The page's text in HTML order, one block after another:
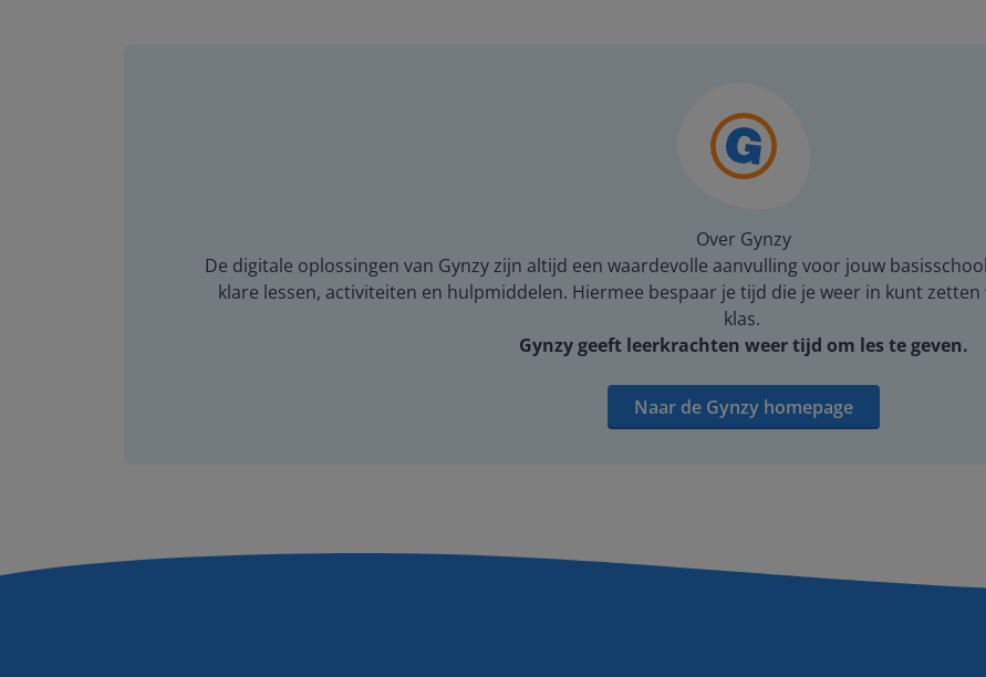
Over Gynzy
De digitale oplossingen van Gynzy zijn altijd een waardevolle aanvulling voor jouw
klare lessen, activiteiten en hulpmiddelen. Hiermee bespaar je tijd die je weer in kunt
klas.
Gynzy geeft leerkrachten weer tijd om les te geven.
Naar de Gynzy homepage